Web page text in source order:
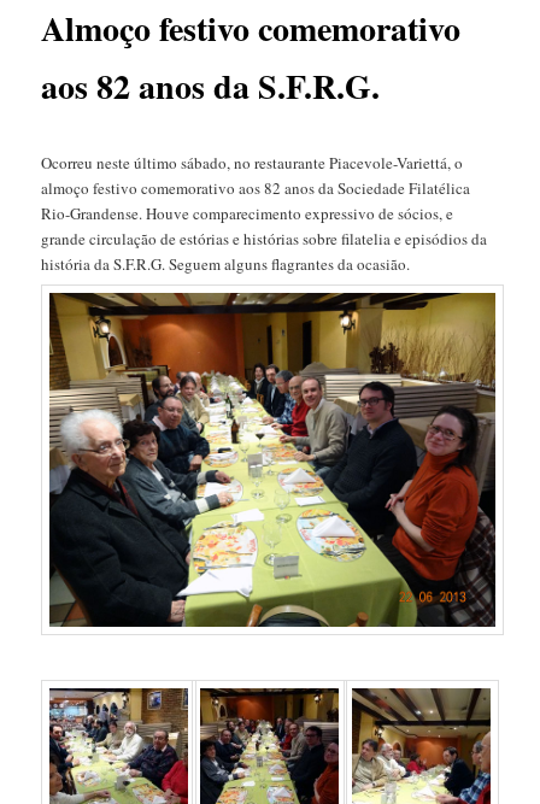
Almoço festivo comemorativo
aos 82 anos da S.F.R.G.
Ocorreu neste último sábado, no restaurante Piacevole-Variettá, o
almoço festivo comemorativo aos 82 anos da Sociedade Filatélica
Rio-Grandense. Houve comparecimento expressivo de sócios, e
grande circulação de estórias e histórias sobre filatelia e episódios da
história da S.F.R.G. Seguem alguns flagrantes da ocasião.